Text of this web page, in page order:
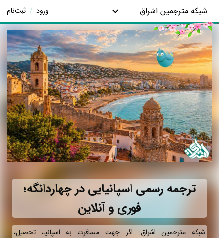
شبکه مترجمین اشراق ورود / ثبت‌نام
ترجمه رسمی اسپانیایی در چهاردانگه؛
فوری و آنلاین
شبکه مترجمین اشراق: اگر جهت مسافرت به اسپانیا، تحصیل،